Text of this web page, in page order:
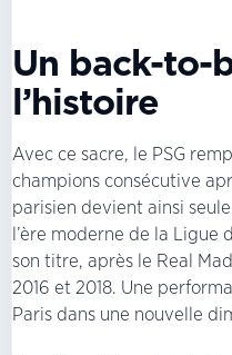
Un back-to-
l’histoire
Avec ce sacre, le PSG
champions consécutive
parisien devient ainsi
l’ère moderne de la Ligue
son titre, après le Real
2016 et 2018. Une
Paris dans une nouvelle